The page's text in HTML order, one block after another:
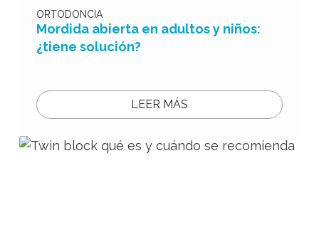
ORTODONCIA
Mordida abierta en adultos y niños:
¿tiene solución?
LEER MÁS